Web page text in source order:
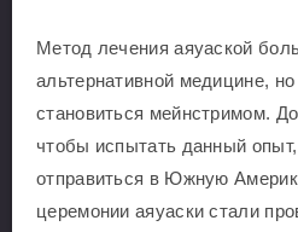
Метод лечения аяуаской
альтернативной медицине,
становиться мейнстримом.
чтобы испытать данный
отправиться в Южную
церемонии аяуаски стали